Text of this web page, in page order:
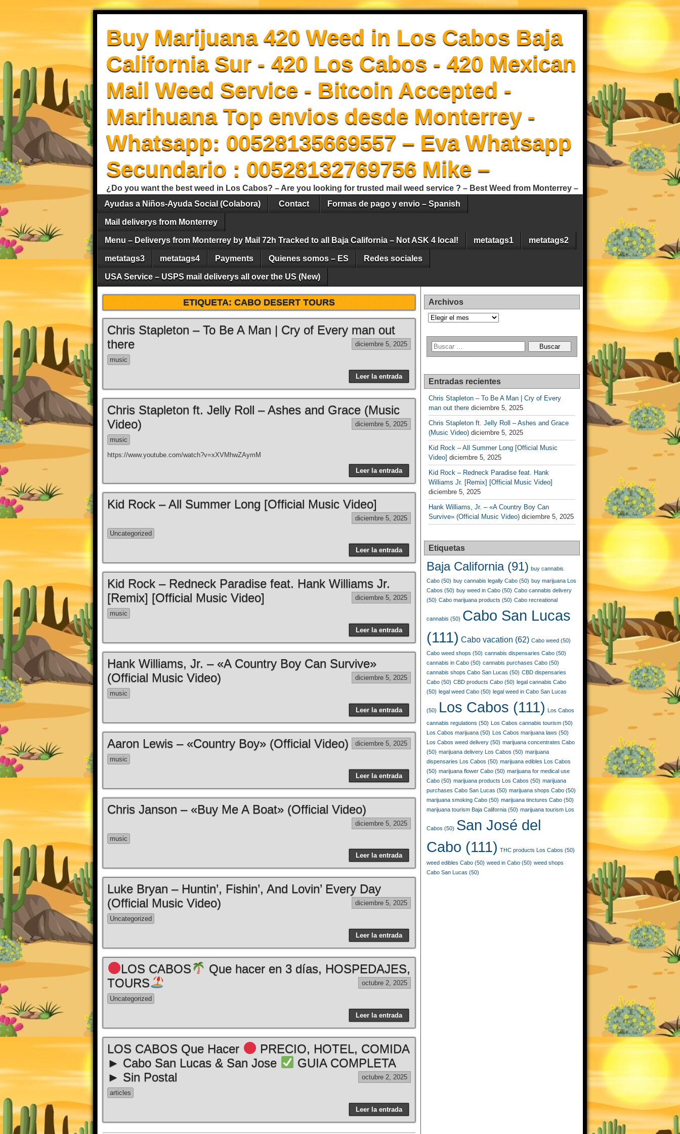
Buy Marijuana 420 Weed in Los Cabos Baja
California Sur - 420 Los Cabos - 420 Mexican
Mail Weed Service - Bitcoin Accepted -
Marihuana Top envios desde Monterrey -
Whatsapp: 00528135669557 – Eva Whatsapp
Secundario : 00528132769756 Mike –
¿Do you want the best weed in Los Cabos? – Are you looking for trusted mail weed service ? – Best Weed from Monterrey –
Ayudas a Niños-Ayuda Social (Colabora)
Contact Formas de pago y envio – Spanish
Mail deliverys from Monterrey
Menu – Deliverys from Monterrey by Mail 72h Tracked to all Baja California – Not ASK 4 local! metatags1 metatags2
metatags3 metatags4 Payments Quienes somos – ES Redes sociales
USA Service – USPS mail deliverys all over the US (New)
ETIQUETA:CABO DESERT TOURS
Chris Stapleton – To Be A Man | Cry of Every man out
there
diciembre 5, 2025
music
Leer la entrada
Chris Stapleton ft. Jelly Roll – Ashes and Grace (Music
Video)
diciembre 5, 2025
music
https://www.youtube.com/watch?v=xXVMhwZAymM
Leer la entrada
Kid Rock – All Summer Long [Official Music Video]
diciembre 5, 2025
Uncategorized
Leer la entrada
Kid Rock – Redneck Paradise feat. Hank Williams Jr.
[Remix] [Official Music Video]
diciembre 5, 2025
music
Leer la entrada
Hank Williams, Jr. – «A Country Boy Can Survive»
(Official Music Video)
diciembre 5, 2025
music
Leer la entrada
Aaron Lewis – «Country Boy» (Official Video) diciembre 5, 2025
music
Leer la entrada
Chris Janson – «Buy Me A Boat» (Official Video)
diciembre 5, 2025
music
Leer la entrada
Luke Bryan – Huntin’, Fishin’, And Lovin’ Every Day
(Official Music Video)
diciembre 5, 2025
Uncategorized
Leer la entrada
LOS CABOS
Que hacer en 3 días, HOSPEDAJES,
TOURS
octubre 2, 2025
Uncategorized
Leer la entrada
LOS CABOS Que Hacer
PRECIO, HOTEL, COMIDA
► Cabo San Lucas & San Jose
GUIA COMPLETA
► Sin Postal
octubre 2, 2025
articles
Leer la entrada
Archivos
Archivos
Entradas recientes
Chris Stapleton – To Be A Man | Cry of Every
man out there diciembre 5, 2025
Chris Stapleton ft. Jelly Roll – Ashes and Grace
(Music Video) diciembre 5, 2025
Kid Rock – All Summer Long [Official Music
Video] diciembre 5, 2025
Kid Rock – Redneck Paradise feat. Hank
Williams Jr. [Remix] [Official Music Video]
diciembre 5, 2025
Hank Williams, Jr. – «A Country Boy Can
Survive» (Official Music Video) diciembre 5, 2025
Etiquetas
Baja California(91) buy cannabis
Cabo (50) buy cannabis legally Cabo (50) buy marijuana Los
Cabos (50) buy weed in Cabo (50) Cabo cannabis delivery
(50) Cabo marijuana products (50) Cabo recreational
cannabis (50) Cabo San Lucas
(111) Cabo vacation (62) Cabo weed (50)
Cabo weed shops (50) cannabis dispensaries Cabo (50)
cannabis in Cabo (50) cannabis purchases Cabo (50)
cannabis shops Cabo San Lucas (50) CBD dispensaries
Cabo (50) CBD products Cabo (50) legal cannabis Cabo
(50) legal weed Cabo (50) legal weed in Cabo San Lucas
(50) Los Cabos (111) Los Cabos
cannabis regulations (50) Los Cabos cannabis tourism (50)
Los Cabos marijuana (50) Los Cabos marijuana laws (50)
Los Cabos weed delivery (50) marijuana concentrates Cabo
(50) marijuana delivery Los Cabos (50) marijuana
dispensaries Los Cabos (50) marijuana edibles Los Cabos
(50) marijuana flower Cabo (50) marijuana for medical use
Cabo (50) marijuana products Los Cabos (50) marijuana
purchases Cabo San Lucas (50) marijuana shops Cabo (50)
marijuana smoking Cabo (50) marijuana tinctures Cabo (50)
marijuana tourism Baja California (50) marijuana tourism Los
Cabos (50) San José del
Cabo (111) THC products Los Cabos (50)
weed edibles Cabo (50) weed in Cabo (50) weed shops
Cabo San Lucas (50)